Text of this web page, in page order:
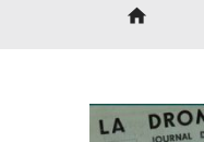
home